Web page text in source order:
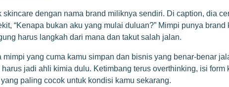
dengan nama brand miliknya sendiri. Di caption, dia
“Kenapa bukan aku yang mulai duluan?” Mimpi punya
harus langkah dari mana dan takut salah jalan.
yang cuma kamu simpan dan bisnis yang benar-benar
jadi ahli kimia dulu. Ketimbang terus overthinking, isi
paling cocok untuk kondisi kamu sekarang.